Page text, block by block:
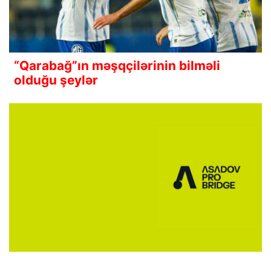
“Qarabağ”ın məşqçilərinin bilməli
olduğu şeylər